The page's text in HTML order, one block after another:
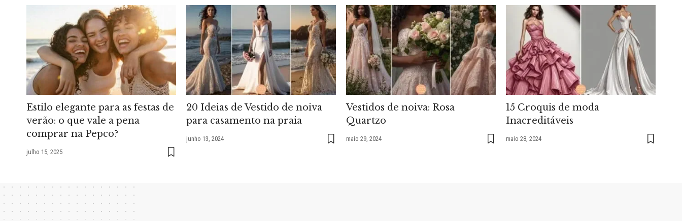
Estilo elegante para as festas de
verão: o que vale a pena
comprar na Pepco?
julho 15, 2025
20 Ideias de Vestido de noiva
para casamento na praia
junho 13, 2024
Vestidos de noiva: Rosa
Quartzo
maio 29, 2024
15 Croquis de moda
Inacreditáveis
maio 28, 2024